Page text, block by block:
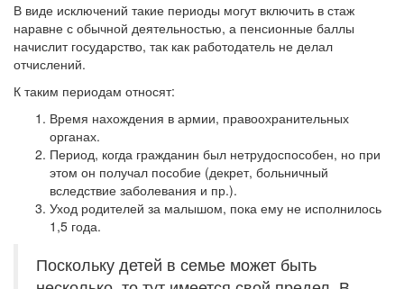
В виде исключений такие периоды могут включить в стаж
наравне с обычной деятельностью, а пенсионные баллы
начислит государство, так как работодатель не делал
отчислений.
К таким периодам относят:
Время нахождения в армии, правоохранительных
органах.
Период, когда гражданин был нетрудоспособен, но при
этом он получал пособие (декрет, больничный
вследствие заболевания и пр.).
Уход родителей за малышом, пока ему не исполнилось
1,5 года.
Поскольку детей в семье может быть